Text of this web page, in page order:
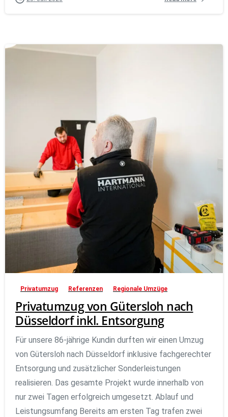
Privatumzug Referenzen Regionale Umzüge
Privatumzug von Gütersloh nach
Düsseldorf inkl. Entsorgung
Für unsere 86-jährige Kundin durften wir einen Umzug
von Gütersloh nach Düsseldorf inklusive fachgerechter
Entsorgung und zusätzlicher Sonderleistungen
realisieren. Das gesamte Projekt wurde innerhalb von
nur zwei Tagen erfolgreich umgesetzt. Ablauf und
Leistungsumfang Bereits am ersten Tag trafen zwei